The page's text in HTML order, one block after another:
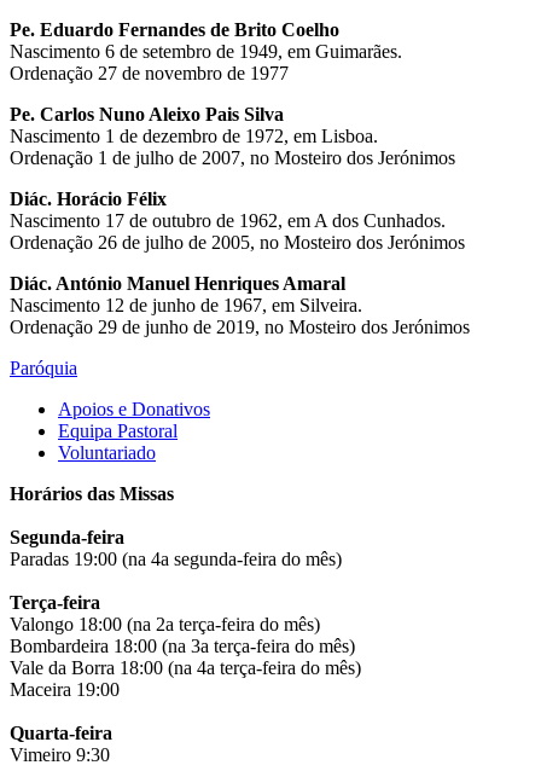
Pe. Eduardo Fernandes de Brito Coelho
Nascimento 6 de setembro de 1949, em Guimarães.
Ordenação 27 de novembro de 1977
Pe. Carlos Nuno Aleixo Pais Silva
Nascimento 1 de dezembro de 1972, em Lisboa.
Ordenação 1 de julho de 2007, no Mosteiro dos Jerónimos
Diác. Horácio Félix
Nascimento 17 de outubro de 1962, em A dos Cunhados.
Ordenação 26 de julho de 2005, no Mosteiro dos Jerónimos
Diác. António Manuel Henriques Amaral
Nascimento 12 de junho de 1967, em Silveira.
Ordenação 29 de junho de 2019, no Mosteiro dos Jerónimos
Paróquia
Apoios e Donativos
Equipa Pastoral
Voluntariado
Horários das Missas
Segunda-feira
Paradas 19:00 (na 4a segunda-feira do mês)
Terça-feira
Valongo 18:00 (na 2a terça-feira do mês)
Bombardeira 18:00 (na 3a terça-feira do mês)
Vale da Borra 18:00 (na 4a terça-feira do mês)
Maceira 19:00
Quarta-feira
Vimeiro 9:30